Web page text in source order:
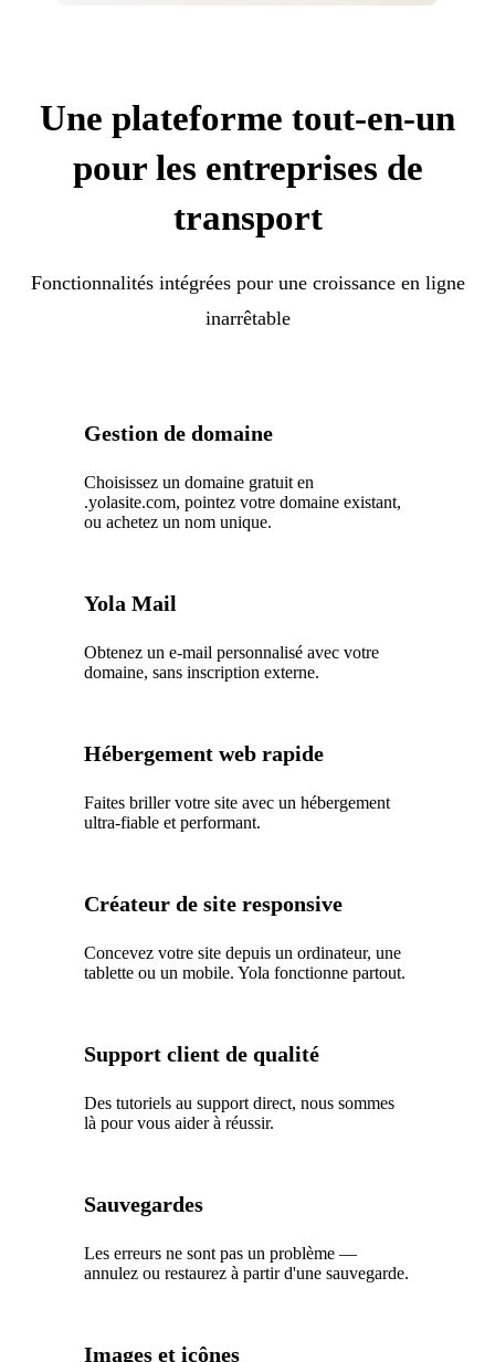
Une plateforme tout-en-un
pour les entreprises de
transport
Fonctionnalités intégrées pour une croissance en ligne
inarrêtable
Gestion de domaine
Choisissez un domaine gratuit en
.yolasite.com, pointez votre domaine existant,
ou achetez un nom unique.
Yola Mail
Obtenez un e-mail personnalisé avec votre
domaine, sans inscription externe.
Hébergement web rapide
Faites briller votre site avec un hébergement
ultra-fiable et performant.
Créateur de site responsive
Concevez votre site depuis un ordinateur, une
tablette ou un mobile. Yola fonctionne partout.
Support client de qualité
Des tutoriels au support direct, nous sommes
là pour vous aider à réussir.
Sauvegardes
Les erreurs ne sont pas un problème —
annulez ou restaurez à partir d'une sauvegarde.
Images et icônes